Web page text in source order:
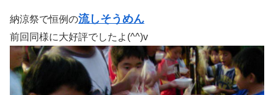
納涼祭で恒例の流しそうめん
前回同様に大好評でしたよ(^^)v